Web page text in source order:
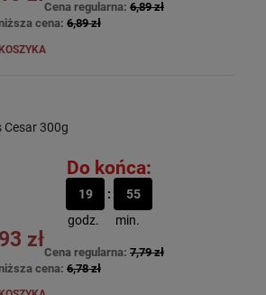
Cena regularna: 6,89 zł
cena: 6,89 zł
Cesar 300g
Do końca:
19
godz.
55
min.
zł
Cena regularna: 7,79 zł
cena: 6,78 zł